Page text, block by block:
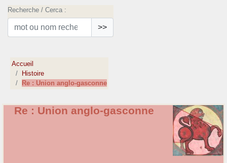
Recherche / Cerca :
>>
Accueil
Histoire
Re : Union anglo-gasconne
Re : Union anglo-gasconne